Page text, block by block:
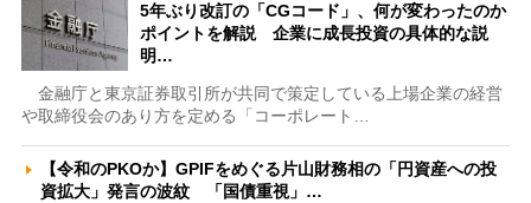
5年ぶり改訂の「CGコード」、何が変わったのか
ポイントを解説 企業に成長投資の具体的な説
明…
金融庁と東京証券取引所が共同で策定している上場企業の経営
や取締役会のあり方を定める「コーポレート…
【令和のPKOか】GPIFをめぐる片山財務相の「円資産への投
資拡大」発言の波紋 「国債重視」…